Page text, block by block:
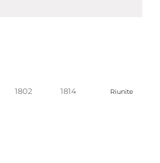
1802 1814 Riunite